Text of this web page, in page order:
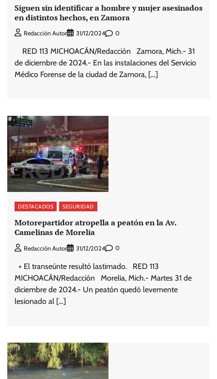
Siguen sin identificar a hombre y mujer asesinados
en distintos hechos, en Zamora
Redacción Autor 31/12/2024 0
RED 113 MICHOACÁN/Redacción Zamora, Mich.- 31
de diciembre de 2024.- En las instalaciones del Servicio
Médico Forense de la ciudad de Zamora, […]
DESTACADOS SEGURIDAD
Motorepartidor atropella a peatón en la Av.
Camelinas de Morelia
Redacción Autor 31/12/2024 0
+ El transeúnte resultó lastimado. RED 113
MICHOACÁN/Redacción Morelia, Mich.- Martes 31 de
diciembre de 2024.- Un peatón quedó levemente
lesionado al […]